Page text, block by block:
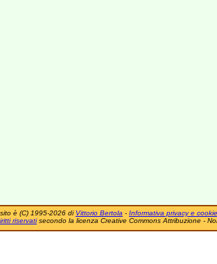
è (C) 1995-2026 di Vittorio Bertola - Informativa privacy e cookie
riservatisecondo la licenza Creative Commons Attribuzione -